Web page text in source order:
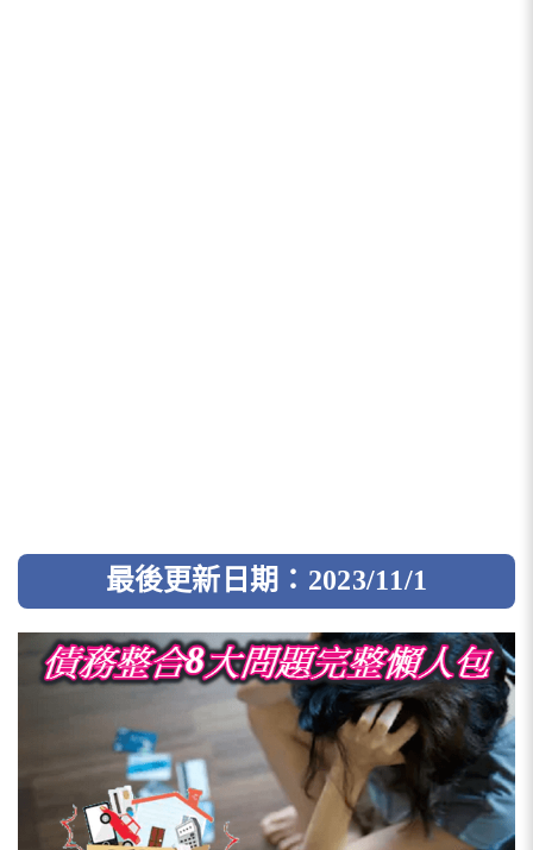
最後更新日期：2023/11/1